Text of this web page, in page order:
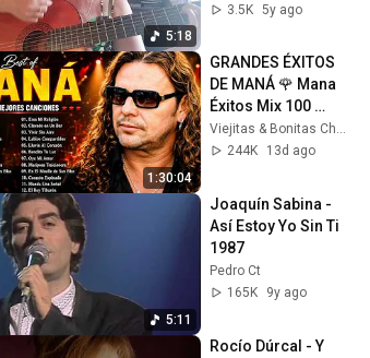
5:18
3.5K 5y ago
1:30:04
GRANDES ÉXITOS
DE MANÁ 🌹 Mana
Éxitos Mix 100
Super Éxitos
Románticas
Viejitas & Bonitas Channel
244K
13d ago
5:11
Joaquín Sabina -
Así Estoy Yo Sin Ti
1987
Pedro Ct
165K
9y ago
Rocío Dúrcal - Y